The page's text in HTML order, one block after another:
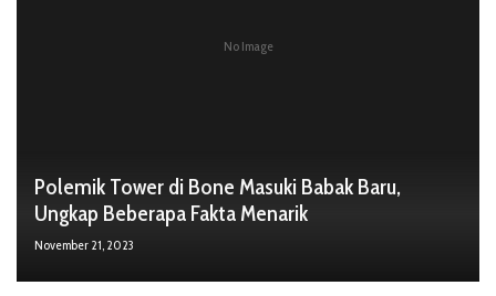
No Image
Polemik Tower di Bone Masuki Babak Baru,
Ungkap Beberapa Fakta Menarik
November 21, 2023